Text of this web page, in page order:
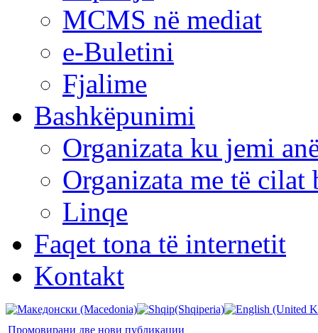
MCMS në mediat
e-Buletini
Fjalime
Bashkëpunimi
Organizata ku jemi
Organizata me të cilat
Linqe
Faqet tona të internetit
Kontakt
Промовирани две нови публикации